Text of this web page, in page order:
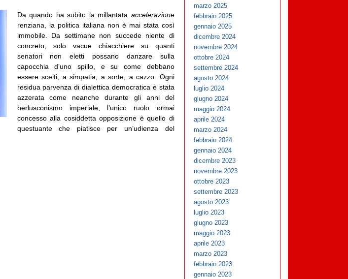
Da quando ha subito la millantata accelerazione
renziana, la politica italiana non è mai stata così
immobile. Da settimane non succede niente di
concreto, solo vacue chiacchiere su quanti
senatori non eletti possano danzare sulla
capocchia d’uno spillo, e su come debbano
essere scelti, a simpatia, a sorte, a cazzo. Ogni
residua parvenza di dialettica democratica è stata
azzerata come neanche durante gli anni del
berlusconismo imperiale, l’unico ruolo ormai
concesso alla cosiddetta opposizione è quello di
questuante che piatisce per un’udienza del
marzo 2025
febbraio 2025
gennaio 2025
dicembre 2024
novembre 2024
ottobre 2024
settembre 2024
agosto 2024
luglio 2024
giugno 2024
maggio 2024
aprile 2024
marzo 2024
febbraio 2024
gennaio 2024
dicembre 2023
novembre 2023
ottobre 2023
settembre 2023
agosto 2023
luglio 2023
giugno 2023
maggio 2023
aprile 2023
marzo 2023
febbraio 2023
gennaio 2023